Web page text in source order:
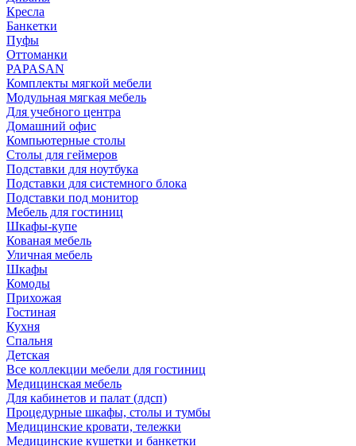
Кресла
Банкетки
Пуфы
Оттоманки
PAPASAN
Комплекты мягкой мебели
Модульная мягкая мебель
Для учебного центра
Домашний офис
Компьютерные столы
Столы для геймеров
Подставки для ноутбука
Подставки для системного блока
Подставки под монитор
Мебель для гостиниц
Шкафы-купе
Кованая мебель
Уличная мебель
Шкафы
Комоды
Прихожая
Гостиная
Кухня
Спальня
Детская
Все коллекции мебели для гостиниц
Медицинская мебель
Для кабинетов и палат (лдсп)
Процедурные шкафы, столы и тумбы
Медицинские кровати, тележки
Медицинские кушетки и банкетки